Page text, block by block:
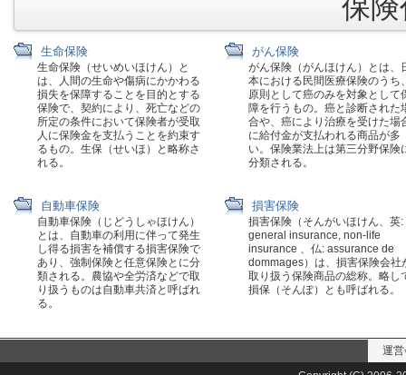
保
生命保険
生命保険（せいめいほけん）と
は、人間の生命や傷病にかかわる
損失を保障することを目的とする
保険で、契約により、死亡などの
所定の条件において保険者が受取
人に保険金を支払うことを約束す
るもの。生保（せいほ）と略称さ
れる。
がん保険
がん保険（がんほけん）とは、
本における民間医療保険のうち
原則として癌のみを対象として
障を行うもの。癌と診断された
合や、癌により治療を受けた場
に給付金が支払われる商品が多
い。保険業法上は第三分野保険
分類される。
自動車保険
自動車保険（じどうしゃほけん）
とは、自動車の利用に伴って発生
し得る損害を補償する損害保険で
あり、強制保険と任意保険とに分
類される。農協や全労済などで取
り扱うものは自動車共済と呼ばれ
る。
損害保険
損害保険（そんがいほけん、英:
general insurance, non-life
insurance 、仏: assurance de
dommages）は、損害保険会社
取り扱う保険商品の総称。略し
損保（そんぽ）とも呼ばれる。
運